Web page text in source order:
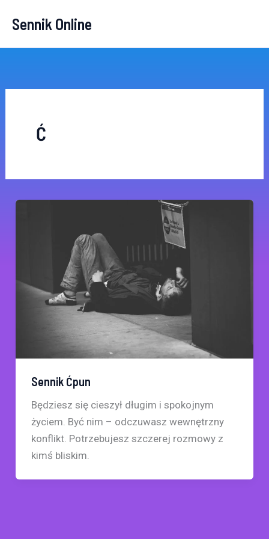
Sennik Online
Ć
Sennik Ćpun
Będziesz się cieszył długim i spokojnym
życiem. Być nim – odczuwasz wewnętrzny
konflikt. Potrzebujesz szczerej rozmowy z
kimś bliskim.